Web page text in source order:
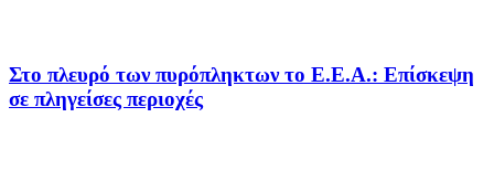
Στο πλευρό των πυρόπληκτων το Ε.Ε.Α.: Επίσκεψη
σε πληγείσες περιοχές